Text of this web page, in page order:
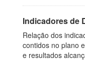
Indicadores de
Relação dos
contidos no plano
e resultados